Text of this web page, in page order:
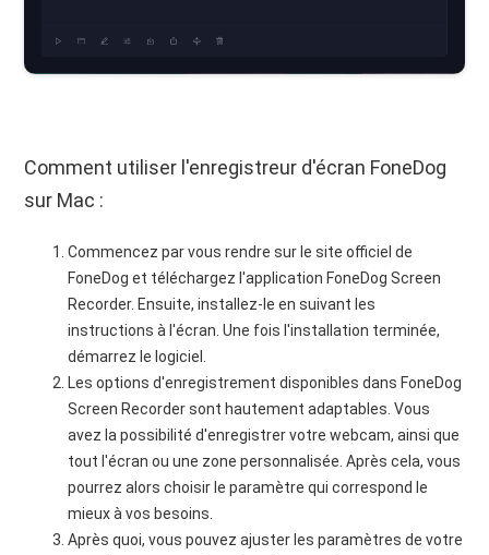
Comment utiliser l'enregistreur d'écran FoneDog
sur Mac :
Commencez par vous rendre sur le site officiel de
FoneDog et téléchargez l'application FoneDog Screen
Recorder. Ensuite, installez-le en suivant les
instructions à l'écran. Une fois l'installation terminée,
démarrez le logiciel.
Les options d'enregistrement disponibles dans FoneDog
Screen Recorder sont hautement adaptables. Vous
avez la possibilité d'enregistrer votre webcam, ainsi que
tout l'écran ou une zone personnalisée. Après cela, vous
pourrez alors choisir le paramètre qui correspond le
mieux à vos besoins.
Après quoi, vous pouvez ajuster les paramètres de votre